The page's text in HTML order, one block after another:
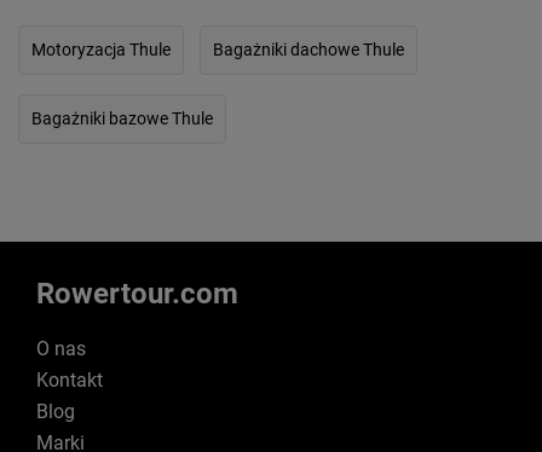
Motoryzacja Thule Bagażniki dachowe Thule
Bagażniki bazowe Thule
Rowertour.com
O nas
Kontakt
Blog
Marki